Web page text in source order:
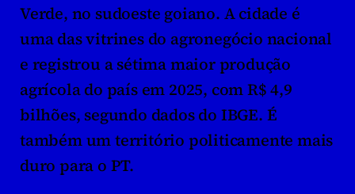
Verde, no sudoeste goiano. A cidade é
uma das vitrines do agronegócio nacional
e registrou a sétima maior produção
agrícola do país em 2025, com R$ 4,9
bilhões, segundo dados do IBGE. É
também um território politicamente mais
duro para o PT.